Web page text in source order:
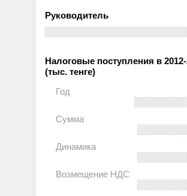
Руководитель
Налоговые поступления в 2012-
(тыс. тенге)